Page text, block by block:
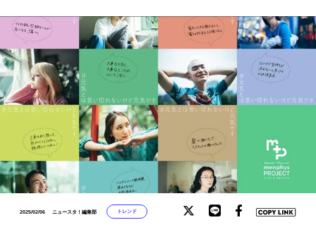
2025/02/06 ニュースタ！編集部 トレンド